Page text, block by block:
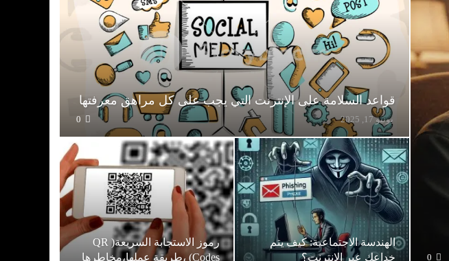
قواعد السلامة على الإنترنت التي يجب على كل مراهق معرفتها
يونيو 17, 2025
الهندسة الاجتماعية: كيف يتم
خداعك عبر الإنترنت؟
رموز الاستجابة السريعة( QR
Codes) ،طريقة عملها،مخاطرها